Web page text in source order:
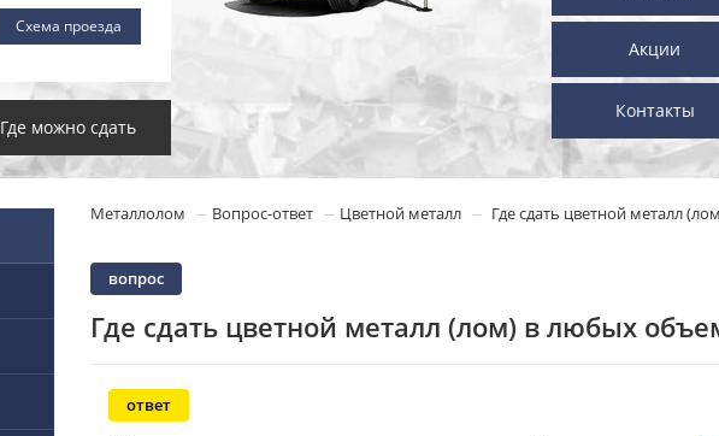
Схема проезда
Где можно сдать
Акции
Контакты
Металлолом Вопрос-ответ Цветной металл Где сдать цветной металл
вопрос
Где сдать цветной металл (лом) в любых
ответ